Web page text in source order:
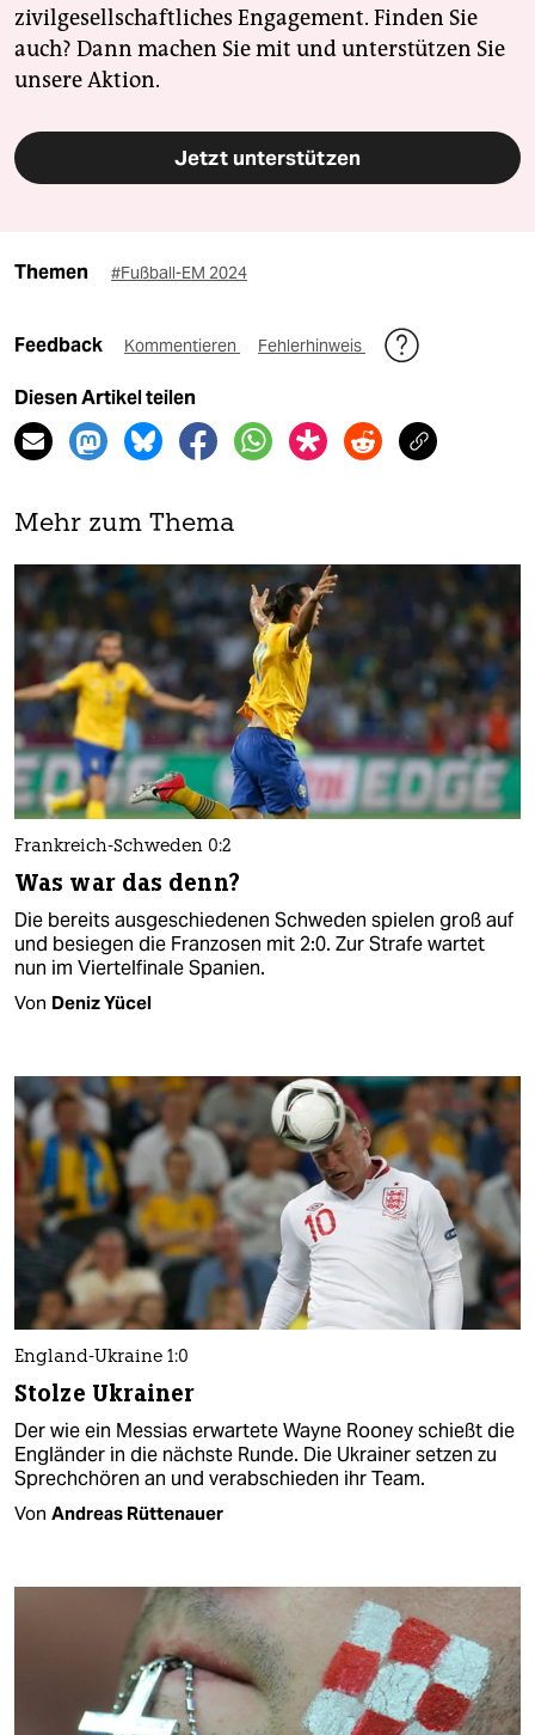
zivilgesellschaftliches Engagement. Finden Sie
auch? Dann machen Sie mit und unterstützen Sie
unsere Aktion.
Jetzt unterstützen
Themen #Fußball-EM 2024
Feedback Kommentieren Fehlerhinweis
Diesen Artikel teilen
Mehr zum Thema
Frankreich-Schweden 0:2
Was war das denn?
Die bereits ausgeschiedenen Schweden spielen groß auf
und besiegen die Franzosen mit 2:0. Zur Strafe wartet
nun im Viertelfinale Spanien.
Von Deniz Yücel
England-Ukraine 1:0
Stolze Ukrainer
Der wie ein Messias erwartete Wayne Rooney schießt die
Engländer in die nächste Runde. Die Ukrainer setzen zu
Sprechchören an und verabschieden ihr Team.
Von Andreas Rüttenauer